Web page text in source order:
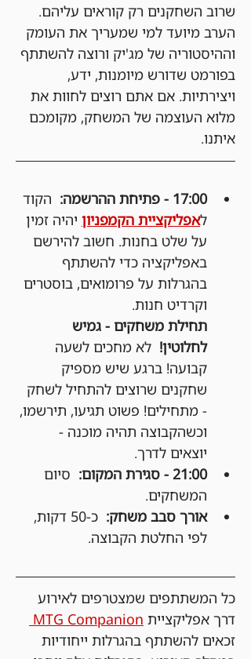
שרוב השחקנים רק קוראים עליהם.
הערב מיועד למי שמעריך את העומק
וההיסטוריה של מג'יק ורוצה להשתתף
בפורמט שדורש מיומנות, ידע,
ויצירתיות. אם אתם רוצים לחוות את
מלוא העוצמה של המשחק, מקומכם
איתנו.
17:00 - פתיחת ההרשמה:
הקוד
לאפליקציית הקמפניון יהיה זמין
על שלט בחנות. חשוב להירשם
באפליקציה כדי להשתתף
בהגרלות על פרומואים, בוסטרים
וקרדיט חנות.
תחילת משחקים - גמיש
לחלוטין! לא מחכים לשעה
קבועה! ברגע שיש מספיק
שחקנים שרוצים להתחיל לשחק
- מתחילים! פשוט תגיעו, תירשמו,
וכשהקבוצה תהיה מוכנה -
יוצאים לדרך.
21:00 - סגירת המקום:
סיום
המשחקים.
אורך סבב משחק:
כ-50 דקות,
לפי החלטת הקבוצה.
כל המשתתפים שמצטרפים לאירוע
דרך אפליקציית MTG Companion
זכאים להשתתף בהגרלות ייחודיות